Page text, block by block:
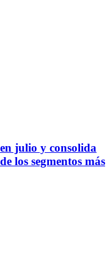
julio y consolida
los segmentos más